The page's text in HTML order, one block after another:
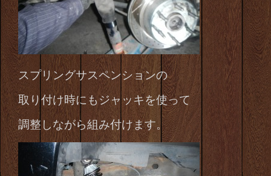
スプリングサスペンションの
取り付け時にもジャッキを使って
調整しながら組み付けます。